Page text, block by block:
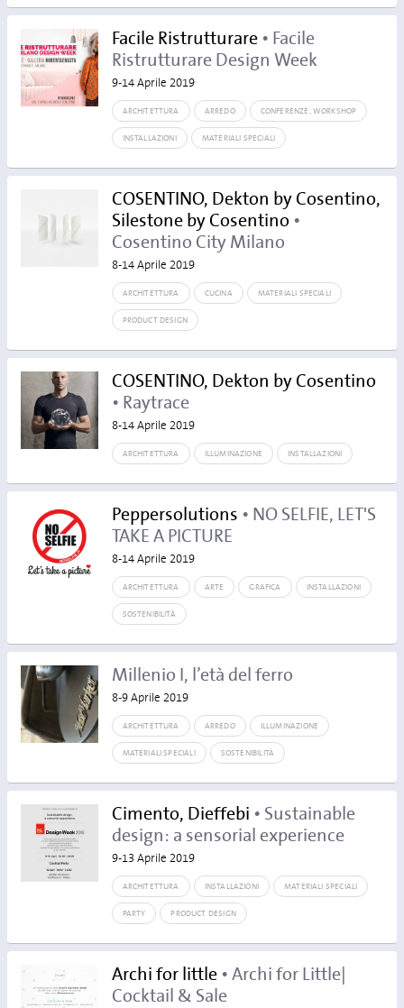
Facile Ristrutturare• Facile
Ristrutturare Design Week
9-14 Aprile 2019
ARCHITETTURA ARREDO CONFERENZE, WORKSHOP
INSTALLAZIONI MATERIALI SPECIALI
COSENTINO, Dekton by Cosentino,
Silestone by Cosentino •
Cosentino City Milano
8-14 Aprile 2019
ARCHITETTURA CUCINA MATERIALI SPECIALI
PRODUCT DESIGN
COSENTINO, Dekton by Cosentino
• Raytrace
8-14 Aprile 2019
ARCHITETTURA ILLUMINAZIONE INSTALLAZIONI
Peppersolutions • NO SELFIE, LET'S
TAKE A PICTURE
8-14 Aprile 2019
ARCHITETTURA ARTE GRAFICA INSTALLAZIONI
SOSTENIBILITÀ
Millenio I, l’età del ferro
8-9 Aprile 2019
ARCHITETTURA ARREDO ILLUMINAZIONE
MATERIALI SPECIALI SOSTENIBILITÀ
Cimento, Dieffebi • Sustainable
design: a sensorial experience
9-13 Aprile 2019
ARCHITETTURA INSTALLAZIONI MATERIALI SPECIALI
PARTY PRODUCT DESIGN
Archi for little• Archi for Little|
Cocktail & Sale